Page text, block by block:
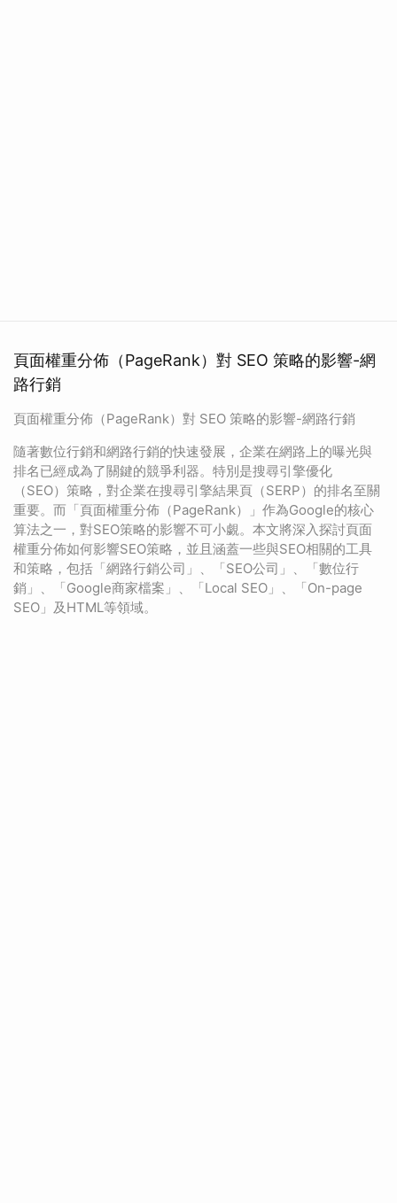
頁面權重分佈（PageRank）對 SEO 策略的影響-網
路行銷
頁面權重分佈（PageRank）對 SEO 策略的影響-網路行銷
隨著數位行銷和網路行銷的快速發展，企業在網路上的曝光與
排名已經成為了關鍵的競爭利器。特別是搜尋引擎優化
（SEO）策略，對企業在搜尋引擎結果頁（SERP）的排名至關
重要。而「頁面權重分佈（PageRank）」作為Google的核心
算法之一，對SEO策略的影響不可小覷。本文將深入探討頁面
權重分佈如何影響SEO策略，並且涵蓋一些與SEO相關的工具
和策略，包括「網路行銷公司」、「SEO公司」、「數位行
銷」、「Google商家檔案」、「Local SEO」、「On-page
SEO」及HTML等領域。